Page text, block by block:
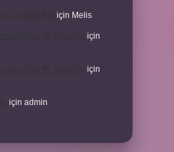
için Melis
için
için
için admin